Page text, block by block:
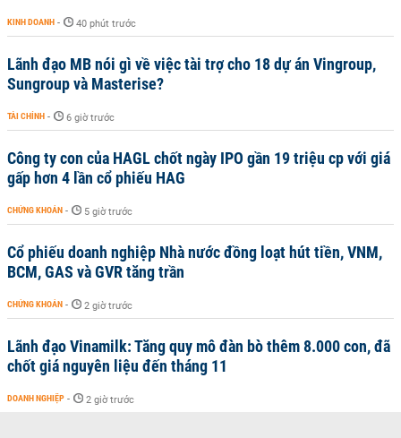
KINH DOANH - 40 phút trước
Lãnh đạo MB nói gì về việc tài trợ cho 18 dự án Vingroup,
Sungroup và Masterise?
TÀI CHÍNH - 6 giờ trước
Công ty con của HAGL chốt ngày IPO gần 19 triệu cp với giá
gấp hơn 4 lần cổ phiếu HAG
CHỨNG KHOÁN - 5 giờ trước
Cổ phiếu doanh nghiệp Nhà nước đồng loạt hút tiền, VNM,
BCM, GAS và GVR tăng trần
CHỨNG KHOÁN - 2 giờ trước
Lãnh đạo Vinamilk: Tăng quy mô đàn bò thêm 8.000 con, đã
chốt giá nguyên liệu đến tháng 11
DOANH NGHIỆP - 2 giờ trước